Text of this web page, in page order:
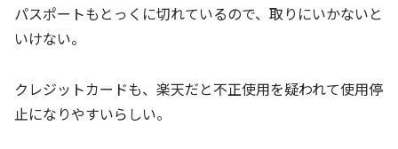
パスポートもとっくに切れているので、取りにいかないと
いけない。
クレジットカードも、楽天だと不正使用を疑われて使用停
止になりやすいらしい。